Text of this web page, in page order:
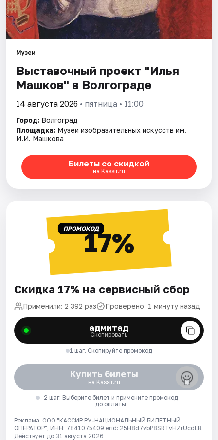
Музеи
Выставочный проект "Илья
Машков" в Волгограде
14 августа 2026 • пятница • 11:00
Город: Волгоград
Площадка: Музей изобразительных искусств им.
И.И. Машкова
Билеты со скидкой
на Kassir.ru
ПРОМОКОД17%
Скидка 17% на сервисный сбор
Применили: 2 392 раз Проверено: 1 минуту назад
адмитад
Скопировать
1 шаг. Скопируйте промокод
Купить билеты
на Kassir.ru
2 шаг. Выберите билет и примените промокод
до оплаты
Реклама. ООО "КАССИР.РУ-НАЦИОНАЛЬНЫЙ БИЛЕТНЫЙ
ОПЕРАТОР", ИНН: 7841075409 erid: 25H8d7vbP8SRTvHZrUcdLB.
Действует до 31 августа 2026